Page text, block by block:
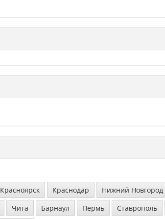
Красноярск Краснодар
Нижний Новгород
Чита Барнаул Пермь Ставрополь